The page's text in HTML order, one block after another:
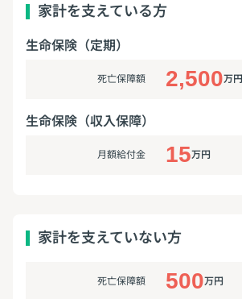
家計を支えている方
生命保険（定期）
死亡保障額 2,500万円
生命保険（収入保障）
月額給付金 15万円
家計を支えていない方
死亡保障額 500万円